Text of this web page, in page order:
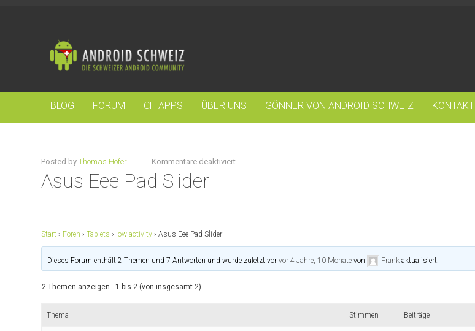
BLOG FORUM CH APPS ÜBER UNS GÖNNER VON ANDROID SCHWEIZ KONTAKT
Posted by Thomas Hofer - - Kommentare deaktiviert
Asus Eee Pad Slider
Start › Foren › Tablets › low activity › Asus Eee Pad Slider
Dieses Forum enthält 2 Themen und 7 Antworten und wurde zuletzt vorvor 4 Jahre, 10 Monate von Frank aktualisiert.
2 Themen anzeigen - 1 bis 2 (von insgesamt 2)
Thema Stimmen Beiträge